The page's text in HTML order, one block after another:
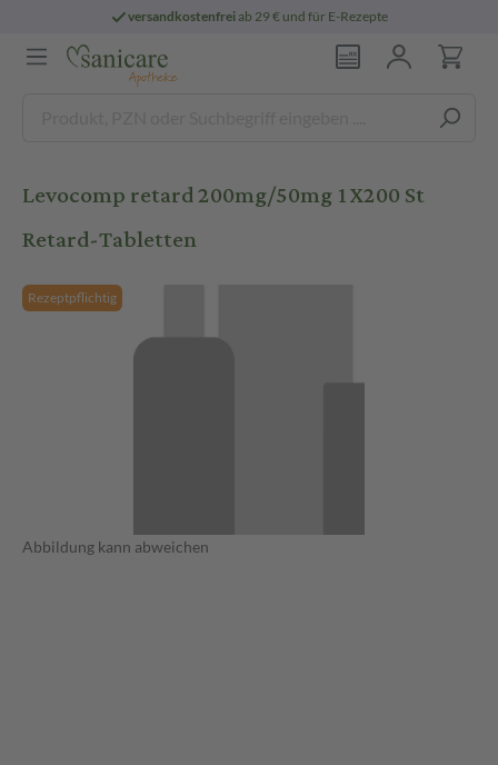
versandkostenfreiab 29 € und für E-Rezepte
Levocomp retard 200mg/50mg 1X200 St
Retard-Tabletten
Rezeptpflichtig
Abbildung kann abweichen